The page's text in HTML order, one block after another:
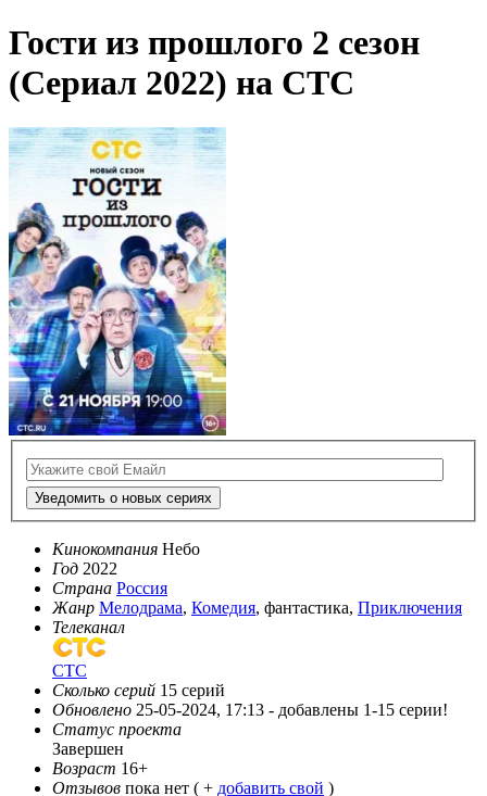
Гости из прошлого 2 сезон
(Сериал 2022) на СТС
Уведомить о новых сериях
Кинокомпания Небо
Год 2022
Страна Россия
Жанр Мелодрама, Комедия, фантастика, Приключения
Телеканал
СТС
Сколько серий 15 серий
Обновлено 25-05-2024, 17:13 - добавлены 1-15 серии!
Статус проекта
Завершен
Возраст 16+
Отзывов пока нет ( + добавить свой )